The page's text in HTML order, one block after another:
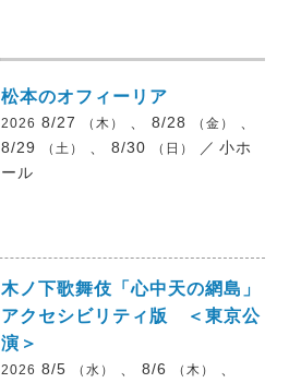
松本のオフィーリア
2026 8/27 （木） 、 8/28 （金）
8/29
（土） 、 8/30 （日） ／ 小ホ
ール
木ノ下歌舞伎「心中天の網島」
アクセシビリティ版 ＜東京公
演＞
2026 8/5 （水） 、 8/6 （木）